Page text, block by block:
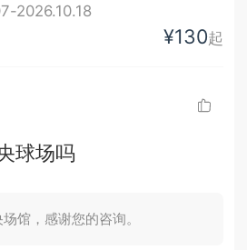
2026.10.18
¥130起
球场吗
馆，感谢您的咨询。